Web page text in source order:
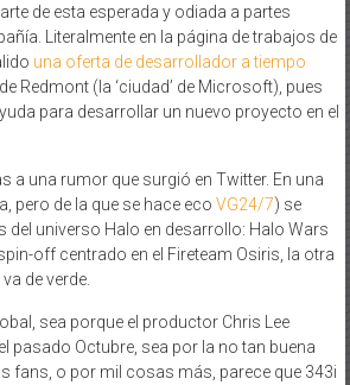
de esta esperada y odiada a partes
Literalmente en la página de trabajos de
una oferta de desarrollador a tiempo
Redmont (la ‘ciudad’ de Microsoft), pues
para desarrollar un nuevo proyecto en el
a una rumor que surgió en Twitter. En una
pero de la que se hace eco VG24/7) se
del universo Halo en desarrollo: Halo Wars
off centrado en el Fireteam Osiris, la otra
de verde.
sea porque el productor Chris Lee
pasado Octubre, sea por la no tan buena
fans, o por mil cosas más, parece que 343i